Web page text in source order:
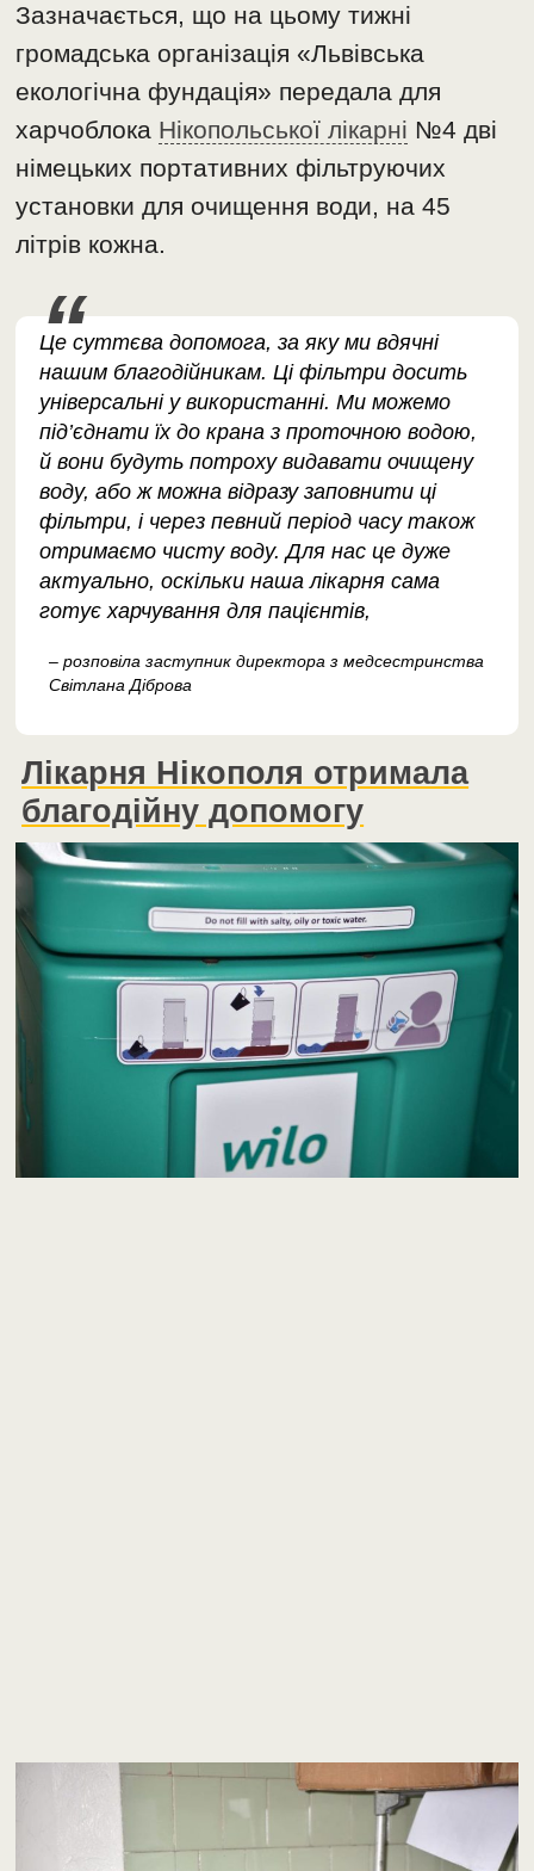
Зазначається, що на цьому тижні
громадська організація «Львівська
екологічна фундація» передала для
харчоблока Нікопольської лікарні №4 дві
німецьких портативних фільтруючих
установки для очищення води, на 45
літрів кожна.
Це суттєва допомога, за яку ми вдячні
нашим благодійникам. Ці фільтри досить
універсальні у використанні. Ми можемо
під’єднати їх до крана з проточною водою,
й вони будуть потроху видавати очищену
воду, або ж можна відразу заповнити ці
фільтри, і через певний період часу також
отримаємо чисту воду. Для нас це дуже
актуально, оскільки наша лікарня сама
готує харчування для пацієнтів,
– розповіла заступник директора з медсестринства
Світлана Діброва
Лікарня Нікополя отримала
благодійну допомогу